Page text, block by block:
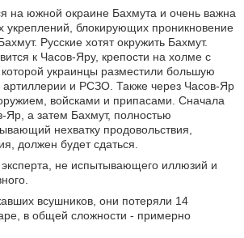
на южной окраине Бахмута и очень важна
укреплений, блокирующих проникновение
Русские хотят окружить Бахмут.
к Часов-​Яру, крепости на холме с
украинцы разместили большую
артиллерии и РСЗО. Также через Часов-​Яр
войсками и припасами. Сначала
​Яр, а затем Бахмут, полностью
нехватку продовольствия,
должен будет сдаться.
не испытывающего иллюзий и
всушников, они потеряли 14
в общей сложности - примерно